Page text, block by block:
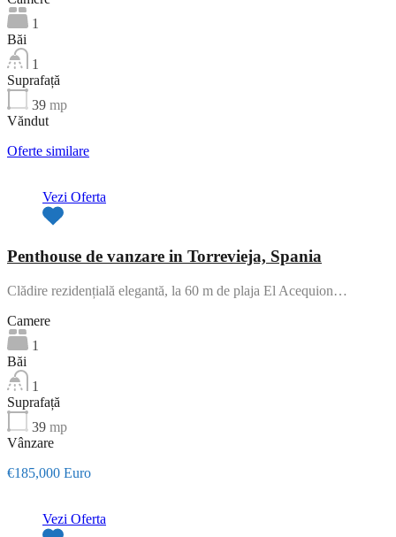
1
Băi
1
Suprafață
39 mp
Văndut
Oferte similare
Vezi Oferta
Penthouse de vanzare in Torrevieja, Spania
Clădire rezidențială elegantă, la 60 m de plaja El Acequion…
Camere
1
Băi
1
Suprafață
39 mp
Vânzare
€185,000 Euro
Vezi Oferta